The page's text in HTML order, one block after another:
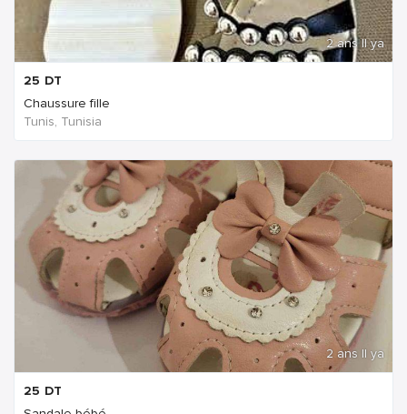
2 ans Il ya
25 DT
Chaussure fille
Tunis, Tunisia
2 ans Il ya
25 DT